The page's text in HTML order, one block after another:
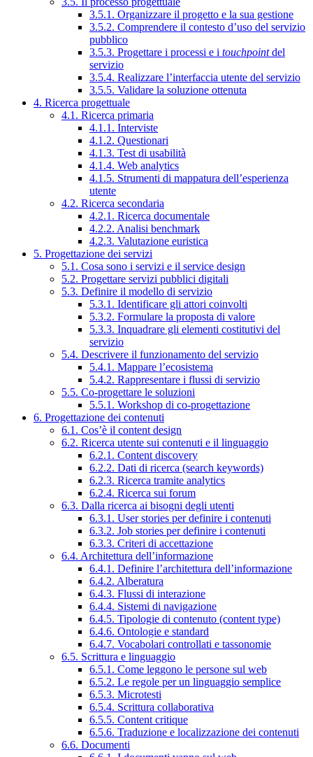
3.5.1. Organizzare il progetto e la sua gestione
3.5.2. Comprendere il contesto d’uso del servizio
pubblico
3.5.3. Progettare i processi e i touchpointdel
servizio
3.5.4. Realizzare l’interfaccia utente del servizio
3.5.5. Validare la soluzione ottenuta
4. Ricerca progettuale
4.1. Ricerca primaria
4.1.1. Interviste
4.1.2. Questionari
4.1.3. Test di usabilità
4.1.4. Web analytics
4.1.5. Strumenti di mappatura dell’esperienza
utente
4.2. Ricerca secondaria
4.2.1. Ricerca documentale
4.2.2. Analisi benchmark
4.2.3. Valutazione euristica
5. Progettazione dei servizi
5.1. Cosa sono i servizi e il service design
5.2. Progettare servizi pubblici digitali
5.3. Definire il modello di servizio
5.3.1. Identificare gli attori coinvolti
5.3.2. Formulare la proposta di valore
5.3.3. Inquadrare gli elementi costitutivi del
servizio
5.4. Descrivere il funzionamento del servizio
5.4.1. Mappare l’ecosistema
5.4.2. Rappresentare i flussi di servizio
5.5. Co-progettare le soluzioni
5.5.1. Workshop di co-progettazione
6. Progettazione dei contenuti
6.1. Cos’è il content design
6.2. Ricerca utente sui contenuti e il linguaggio
6.2.1. Content discovery
6.2.2. Dati di ricerca (search keywords)
6.2.3. Ricerca tramite analytics
6.2.4. Ricerca sui forum
6.3. Dalla ricerca ai bisogni degli utenti
6.3.1. User stories per definire i contenuti
6.3.2. Job stories per definire i contenuti
6.3.3. Criteri di accettazione
6.4. Architettura dell’informazione
6.4.1. Definire l’architettura dell’informazione
6.4.2. Alberatura
6.4.3. Flussi di interazione
6.4.4. Sistemi di navigazione
6.4.5. Tipologie di contenuto (content type)
6.4.6. Ontologie e standard
6.4.7. Vocabolari controllati e tassonomie
6.5. Scrittura e linguaggio
6.5.1. Come leggono le persone sul web
6.5.2. Le regole per un linguaggio semplice
6.5.3. Microtesti
6.5.4. Scrittura collaborativa
6.5.5. Content critique
6.5.6. Traduzione e localizzazione dei contenuti
6.6. Documenti